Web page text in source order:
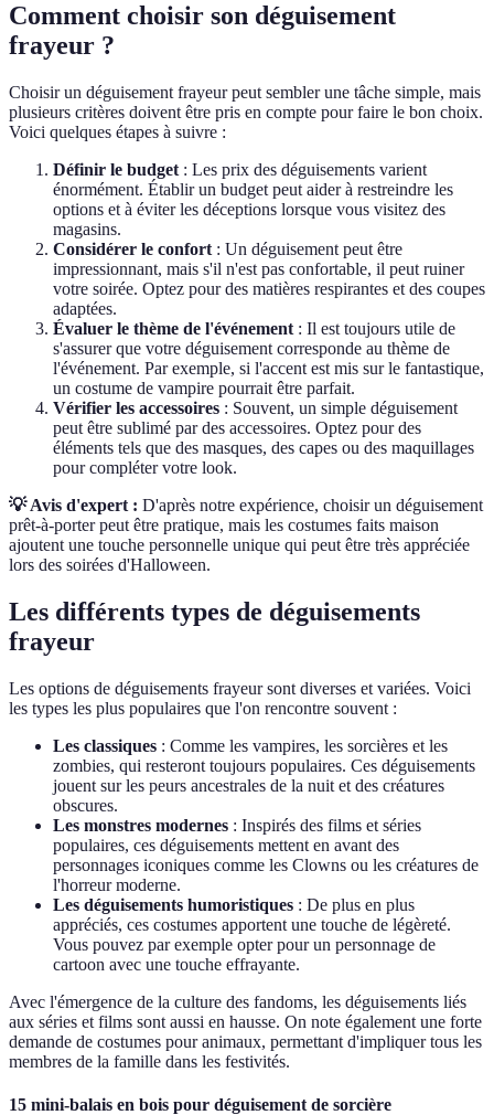
Comment choisir son déguisement
frayeur ?
Choisir un déguisement frayeur peut sembler une tâche simple, mais
plusieurs critères doivent être pris en compte pour faire le bon choix.
Voici quelques étapes à suivre :
Définir le budget : Les prix des déguisements varient
énormément. Établir un budget peut aider à restreindre les
options et à éviter les déceptions lorsque vous visitez des
magasins.
Considérer le confort : Un déguisement peut être
impressionnant, mais s'il n'est pas confortable, il peut ruiner
votre soirée. Optez pour des matières respirantes et des coupes
adaptées.
Évaluer le thème de l'événement : Il est toujours utile de
s'assurer que votre déguisement corresponde au thème de
l'événement. Par exemple, si l'accent est mis sur le fantastique,
un costume de vampire pourrait être parfait.
Vérifier les accessoires : Souvent, un simple déguisement
peut être sublimé par des accessoires. Optez pour des
éléments tels que des masques, des capes ou des maquillages
pour compléter votre look.
💡 Avis d'expert : D'après notre expérience, choisir un déguisement
prêt-à-porter peut être pratique, mais les costumes faits maison
ajoutent une touche personnelle unique qui peut être très appréciée
lors des soirées d'Halloween.
Les différents types de déguisements
frayeur
Les options de déguisements frayeur sont diverses et variées. Voici
les types les plus populaires que l'on rencontre souvent :
Les classiques : Comme les vampires, les sorcières et les
zombies, qui resteront toujours populaires. Ces déguisements
jouent sur les peurs ancestrales de la nuit et des créatures
obscures.
Les monstres modernes : Inspirés des films et séries
populaires, ces déguisements mettent en avant des
personnages iconiques comme les Clowns ou les créatures de
l'horreur moderne.
Les déguisements humoristiques : De plus en plus
appréciés, ces costumes apportent une touche de légèreté.
Vous pouvez par exemple opter pour un personnage de
cartoon avec une touche effrayante.
Avec l'émergence de la culture des fandoms, les déguisements liés
aux séries et films sont aussi en hausse. On note également une forte
demande de costumes pour animaux, permettant d'impliquer tous les
membres de la famille dans les festivités.
15 mini-balais en bois pour déguisement de sorcière